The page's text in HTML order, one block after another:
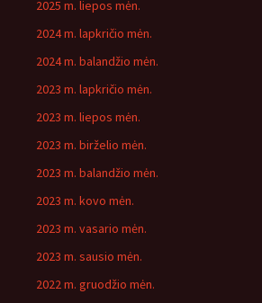
2025 m. liepos mėn.
2024 m. lapkričio mėn.
2024 m. balandžio mėn.
2023 m. lapkričio mėn.
2023 m. liepos mėn.
2023 m. birželio mėn.
2023 m. balandžio mėn.
2023 m. kovo mėn.
2023 m. vasario mėn.
2023 m. sausio mėn.
2022 m. gruodžio mėn.